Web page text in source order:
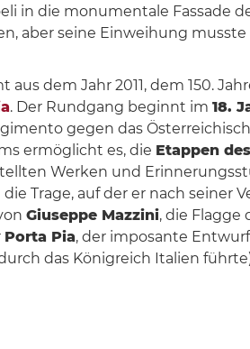
in die monumentale Fassade
aber seine Einweihung musste
dem Jahr 2011, dem 150.
. Der Rundgang beginnt im 18.
gegen das
ermöglicht es, die Etappen
Werken und
Trage, auf der er nach
Giuseppe Mazzini, die Flagge
Porta Pia, der imposante
das Königreich Italien